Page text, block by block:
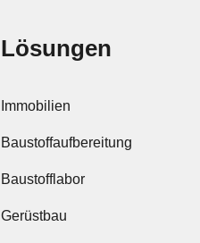
Lösungen
Immobilien
Baustoffaufbereitung
Baustofflabor
Gerüstbau